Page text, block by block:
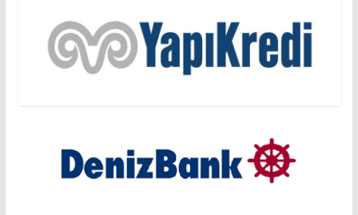
EDITÖRDEN EDİTÖRDEN
Başarının Işareti…BTM Ilk Altı Ayda 11 Milyon